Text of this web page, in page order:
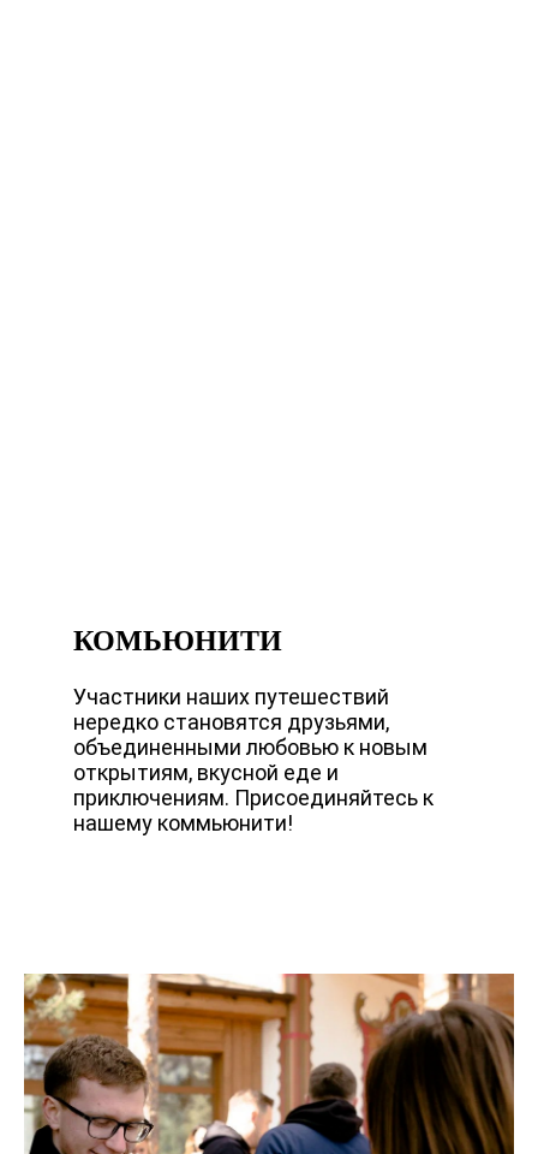
КОМЬЮНИТИ
Участники наших путешествий
нередко становятся друзьями,
объединенными любовью к новым
открытиям, вкусной еде и
приключениям. Присоединяйтесь к
нашему коммьюнити!